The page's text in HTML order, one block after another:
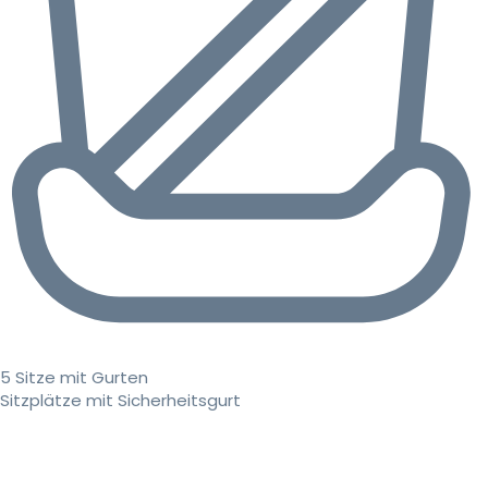
5 Sitze mit Gurten
Sitzplätze mit Sicherheitsgurt